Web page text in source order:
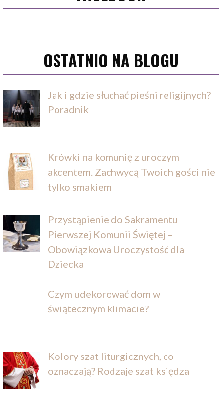
OSTATNIO NA BLOGU
Jak i gdzie słuchać pieśni religijnych?
Poradnik
Krówki na komunię z uroczym
akcentem. Zachwycą Twoich gości nie
tylko smakiem
Przystąpienie do Sakramentu
Pierwszej Komunii Świętej –
Obowiązkowa Uroczystość dla
Dziecka
Czym udekorować dom w
świątecznym klimacie?
Kolory szat liturgicznych, co
oznaczają? Rodzaje szat księdza